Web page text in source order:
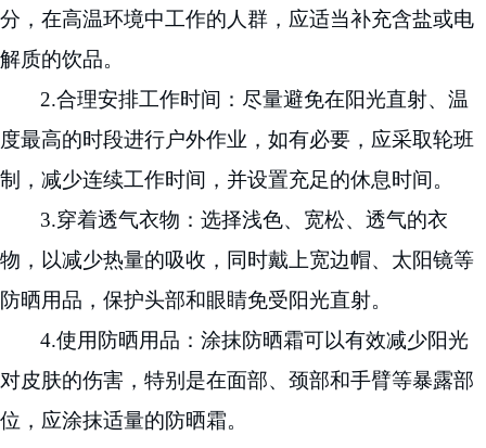
分，在高温环境中工作的人群，应适当补充含盐或电
解质的饮品。
2.合理安排工作时间：尽量避免在阳光直射、温
度最高的时段进行户外作业，如有必要，应采取轮班
制，减少连续工作时间，并设置充足的休息时间。
3.穿着透气衣物：选择浅色、宽松、透气的衣
物，以减少热量的吸收，同时戴上宽边帽、太阳镜等
防晒用品，保护头部和眼睛免受阳光直射。
4.使用防晒用品：涂抹防晒霜可以有效减少阳光
对皮肤的伤害，特别是在面部、颈部和手臂等暴露部
位，应涂抹适量的防晒霜。